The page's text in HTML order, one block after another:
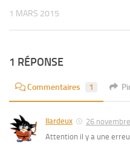
1 MARS 2015
1 RÉPONSE
Commentaires 1
llardeux
26
Attention il y a une